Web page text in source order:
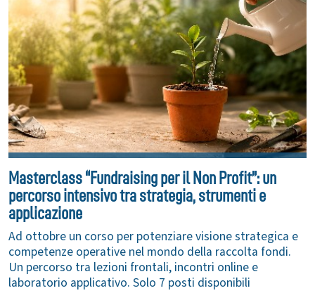
Masterclass “Fundraising per il Non Profit”: un
percorso intensivo tra strategia, strumenti e
applicazione
Ad ottobre un corso per potenziare visione strategica e
competenze operative nel mondo della raccolta fondi.
Un percorso tra lezioni frontali, incontri online e
laboratorio applicativo. Solo 7 posti disponibili